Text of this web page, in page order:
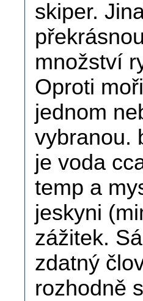
skiper.
množství
Oproti
jednom
vybranou.
je voda
temp a
jeskyni
zážitek.
zdatný
rozhodně